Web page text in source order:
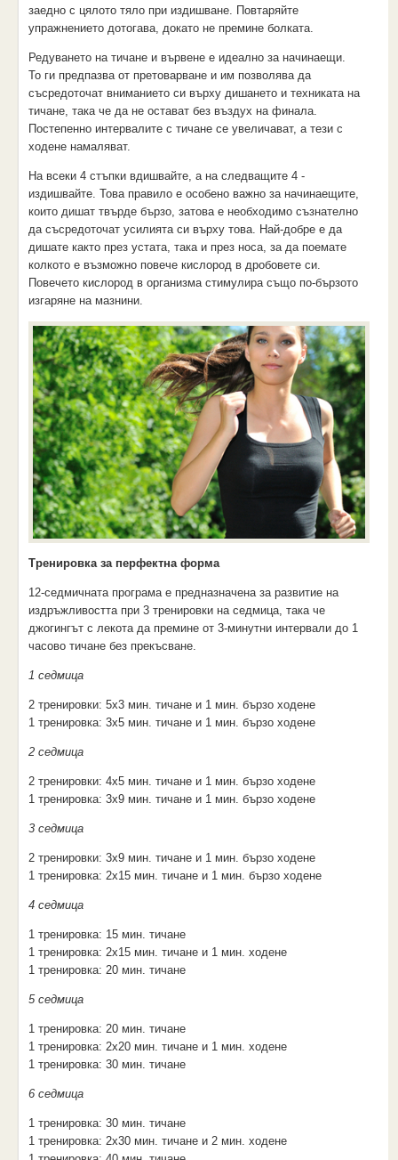
заедно с цялото тяло при издишване. Повтаряйте
упражнението дотогава, докато не премине болката.
Редуването на тичане и вървене е идеално за начинаещи.
То ги предпазва от претоварване и им позволява да
съсредоточат вниманието си върху дишането и техниката на
тичане, така че да не остават без въздух на финала.
Постепенно интервалите с тичане се увеличават, а тези с
ходене намаляват.
На всеки 4 стъпки вдишвайте, а на следващите 4 -
издишвайте. Това правило е особено важно за начинаещите,
които дишат твърде бързо, затова е необходимо съзнателно
да съсредоточат усилията си върху това. Най-добре е да
дишате както през устата, така и през носа, за да поемате
колкото е възможно повече кислород в дробовете си.
Повечето кислород в организма стимулира също по-бързото
изгаряне на мазнини.
Тренировка за перфектна форма
12-седмичната програма е предназначена за развитие на
издръжливостта при 3 тренировки на седмица, така че
джогингът с лекота да премине от 3-минутни интервали до 1
часово тичане без прекъсване.
1 седмица
2 тренировки: 5х3 мин. тичане и 1 мин. бързо ходене
1 тренировка: 3х5 мин. тичане и 1 мин. бързо ходене
2 седмица
2 тренировки: 4х5 мин. тичане и 1 мин. бързо ходене
1 тренировка: 3х9 мин. тичане и 1 мин. бързо ходене
3 седмица
2 тренировки: 3х9 мин. тичане и 1 мин. бързо ходене
1 тренировка: 2х15 мин. тичане и 1 мин. бързо ходене
4 седмица
1 тренировка: 15 мин. тичане
1 тренировка: 2х15 мин. тичане и 1 мин. ходене
1 тренировка: 20 мин. тичане
5 седмица
1 тренировка: 20 мин. тичане
1 тренировка: 2х20 мин. тичане и 1 мин. ходене
1 тренировка: 30 мин. тичане
6 седмица
1 тренировка: 30 мин. тичане
1 тренировка: 2х30 мин. тичане и 2 мин. ходене